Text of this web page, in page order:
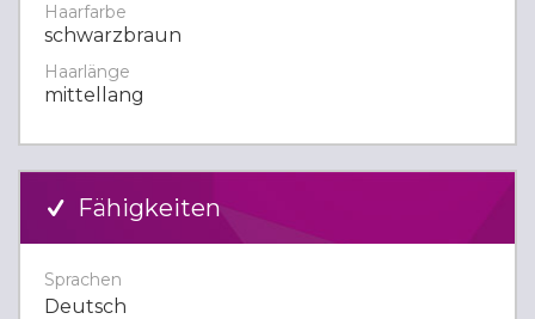
Haarfarbe
schwarzbraun
Haarlänge
mittellang
Fähigkeiten
Sprachen
Deutsch